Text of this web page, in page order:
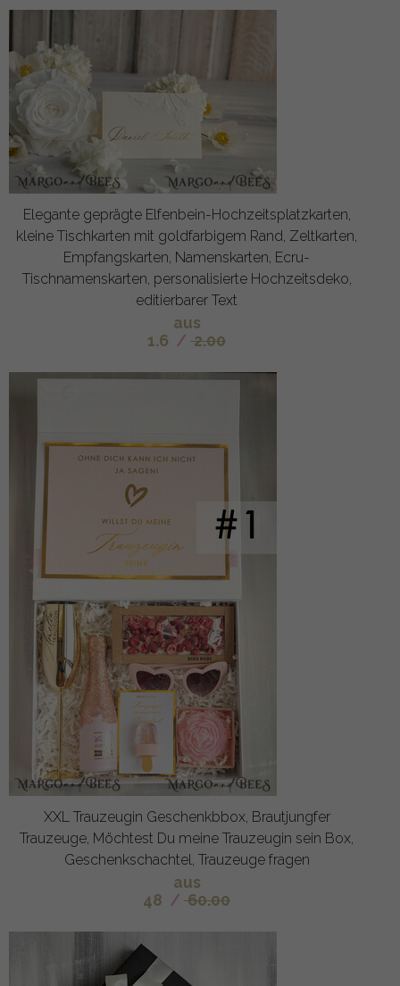
Elegante geprägte Elfenbein-Hochzeitsplatzkarten,
kleine Tischkarten mit goldfarbigem Rand, Zeltkarten,
Empfangskarten, Namenskarten, Ecru-
Tischnamenskarten, personalisierte Hochzeitsdeko,
editierbarer Text
aus
1.6 / 2.00
XXL Trauzeugin Geschenkbbox, Brautjungfer
Trauzeuge, Möchtest Du meine Trauzeugin sein Box,
Geschenkschachtel, Trauzeuge fragen
aus
48 / 60.00